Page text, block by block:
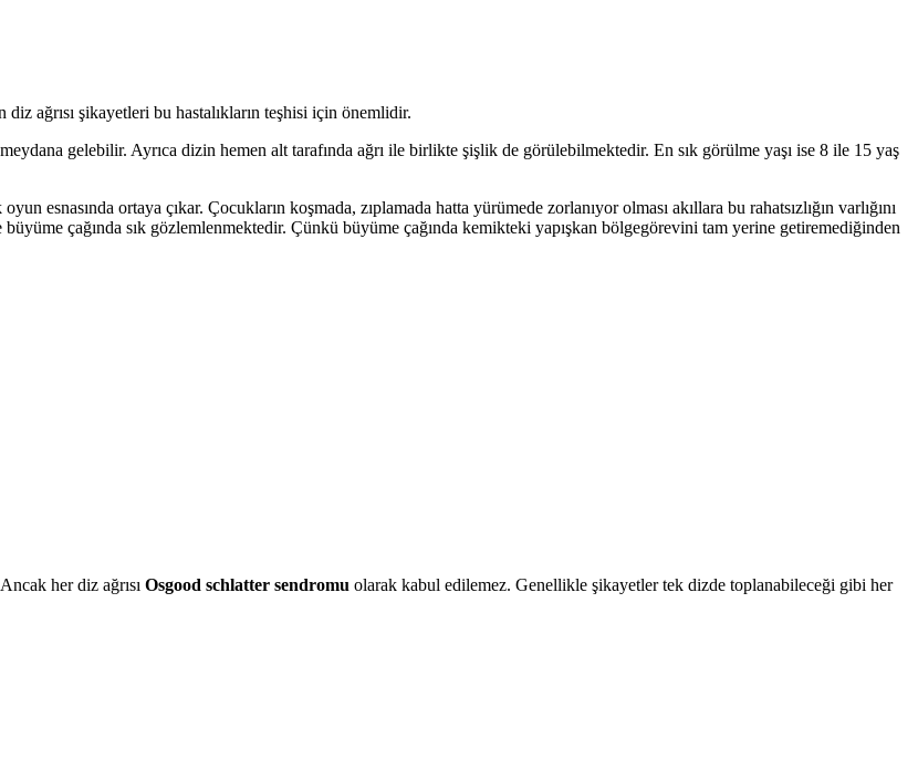
ağrısı şikayetleri bu hastalıkların teşhisi için önemlidir.
gelebilir. Ayrıca dizin hemen alt tarafında ağrı ile birlikte şişlik de görülebilmektedir. En sık görülme yaşı ise 8 ile 15 yaş
esnasında ortaya çıkar. Çocukların koşmada, zıplamada hatta yürümede zorlanıyor olması akıllara bu rahatsızlığın varlığını
çağında sık gözlemlenmektedir. Çünkü büyüme çağında kemikteki yapışkan bölgegörevini tam yerine getiremediğinden
her diz ağrısı Osgood schlatter sendromu olarak kabul edilemez. Genellikle şikayetler tek dizde toplanabileceği gibi her